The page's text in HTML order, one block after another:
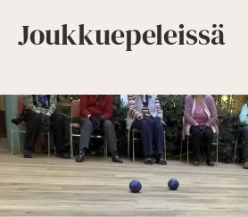
Joukkuepeleissä